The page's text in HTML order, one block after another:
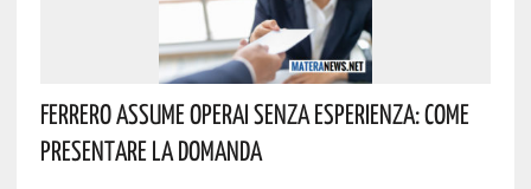
Ferrero Assume Operai Senza Esperienza: Come
Presentare La Domanda